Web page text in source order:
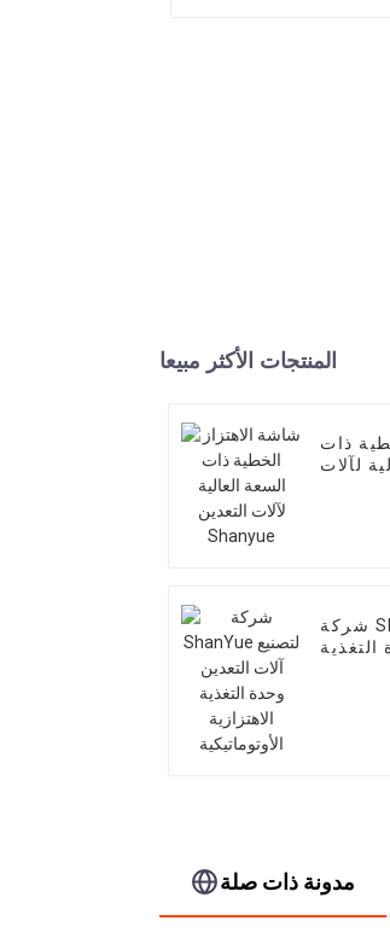
المنتجات الأكثر مبيعا
ذات
لآلات
شركة ShanYue لتصنيع
التغذية
مدونة ذات صلة